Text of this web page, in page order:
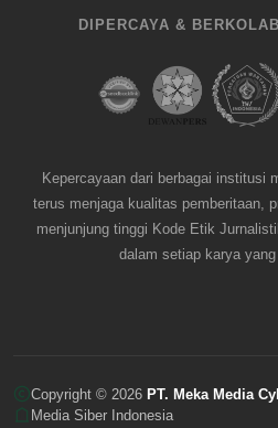
DIPERCAYA &
Kepercayaan dari berbagai institusi
terus menjaga kualitas pemberitaan,
menjunjung tinggi Kode Etik
dalam setiap karya
Copyright © 2026 PT. Meka Media
Media Siber Indonesia